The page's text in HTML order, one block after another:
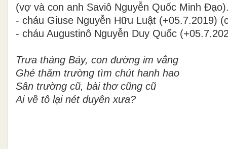
(vợ và con anh Saviô Nguyễn Quốc Minh Đạo).
- cháu Giuse Nguyễn Hữu Luật (+05.7.2019)
- cháu Augustinô Nguyễn Duy Quốc
Trưa tháng Bảy, con đường im vắng
Ghé thăm trường tìm chút hanh hao
Sân trường cũ, bài thơ cũng cũ
Ai về tô lại nét duyên xưa?